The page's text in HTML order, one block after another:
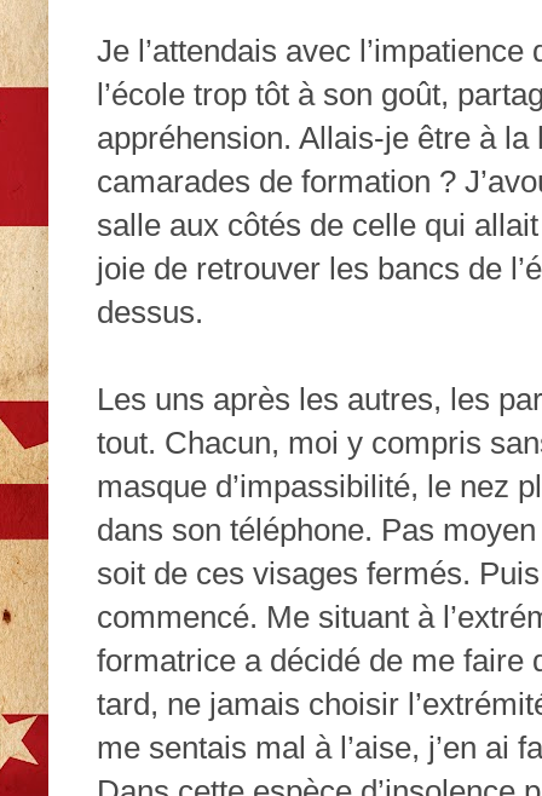
Je l’attendais avec
l’école trop tôt à son goût,
appréhension. Allais-je être à
camarades de formation ?
salle aux côtés de celle qui
joie de retrouver les bancs de
dessus.
Les uns après les autres, les
tout. Chacun, moi y compris
masque d’impassibilité, le nez
dans son téléphone. Pas
soit de ces visages fermés.
commencé. Me situant à
formatrice a décidé de me faire
tard, ne jamais choisir
me sentais mal à l’aise, j’en ai